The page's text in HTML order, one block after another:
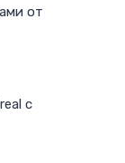
от
с